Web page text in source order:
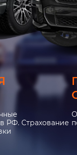
РФ. Страхование